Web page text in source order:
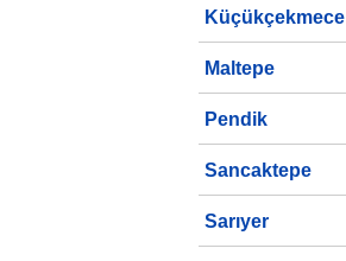
Küçükçekmece
Maltepe
Pendik
Sancaktepe
Sarıyer